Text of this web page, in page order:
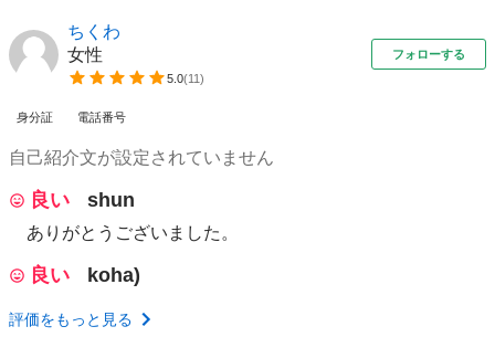
ちくわ
女性
5.0(11)
フォローする
身分証 電話番号
自己紹介文が設定されていません
良い shun
ありがとうございました。
良い koha)
評価をもっと見る